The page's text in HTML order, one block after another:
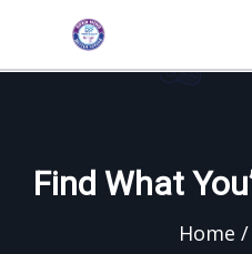
Find What
Home